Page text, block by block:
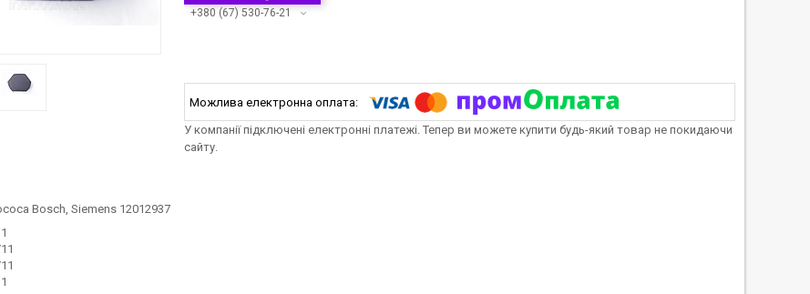
+380 (67) 530-76-21
У компанії підключені електронні платежі. Тепер ви можете купити будь-який товар не покидаючи
сайту.
Bosch, Siemens 12012937